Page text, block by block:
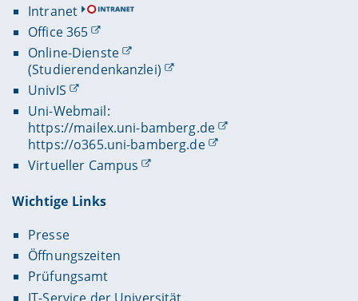
Intranet
Office 365
Online-Dienste
(Studierendenkanzlei)
UnivIS
Uni-Webmail:
https://mailex.uni-bamberg.de
https://o365.uni-bamberg.de
Virtueller Campus
Wichtige Links
Presse
Öffnungszeiten
Prüfungsamt